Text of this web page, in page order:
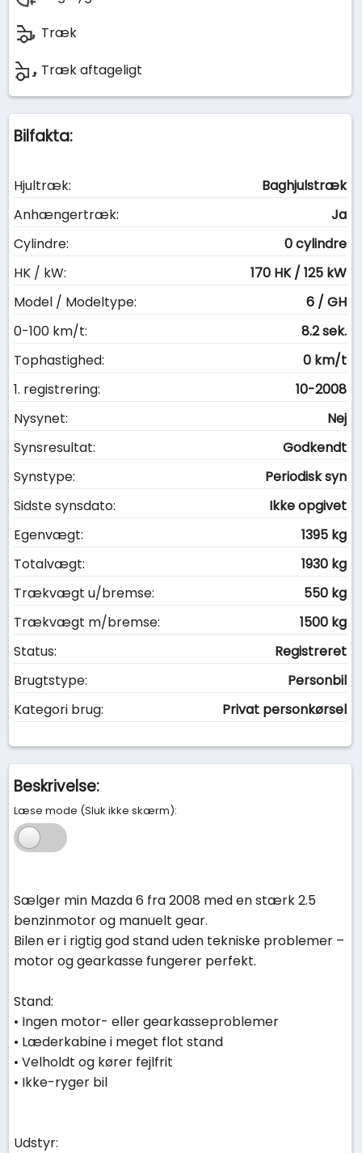
Træk
Træk aftageligt
Bilfakta:
Hjultræk:
Baghjulstræk
Anhængertræk:
Ja
Cylindre:
0 cylindre
HK / kW:
170 HK / 125 kW
Model / Modeltype:
6 / GH
0-100 km/t:
8.2 sek.
Tophastighed:
0 km/t
1. registrering:
10-2008
Nysynet:
Nej
Synsresultat:
Godkendt
Synstype:
Periodisk syn
Sidste synsdato:
Ikke opgivet
Egenvægt:
1395 kg
Totalvægt:
1930 kg
Trækvægt u/bremse:
550 kg
Trækvægt m/bremse:
1500 kg
Status:
Registreret
Brugtstype:
Personbil
Kategori brug:
Privat personkørsel
Beskrivelse:
Læse mode (Sluk ikke skærm):
Sælger min Mazda 6 fra 2008 med en stærk 2.5
benzinmotor og manuelt gear.
Bilen er i rigtig god stand uden tekniske problemer –
motor og gearkasse fungerer perfekt.
Stand:
• Ingen motor- eller gearkasseproblemer
• Læderkabine i meget flot stand
• Velholdt og kører fejlfrit
• Ikke-ryger bil
Udstyr: